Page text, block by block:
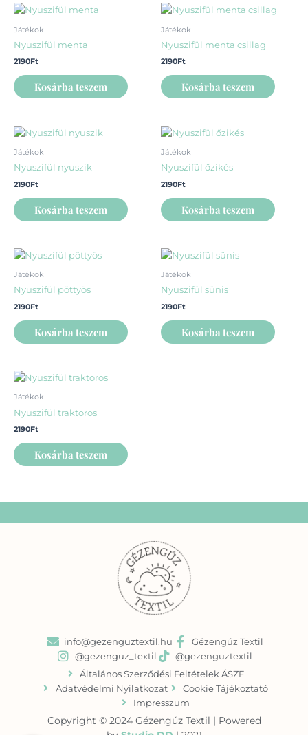
Játékok
Nyuszifül menta
2190Ft
Kosárba teszem
Játékok
Nyuszifül menta csillag
2190Ft
Kosárba teszem
Játékok
Nyuszifül nyuszik
2190Ft
Kosárba teszem
Játékok
Nyuszifül őzikés
2190Ft
Kosárba teszem
Játékok
Nyuszifül pöttyös
2190Ft
Kosárba teszem
Játékok
Nyuszifül sünis
2190Ft
Kosárba teszem
Játékok
Nyuszifül traktoros
2190Ft
Kosárba teszem
info@gezenguztextil.hu
Gézengúz Textil
@gezenguz_textil
@gezenguztextil
Általános Szerződési Feltételek ÁSZF
Adatvédelmi Nyilatkozat
Cookie Tájékoztató
Impresszum
Copyright © 2024 Gézengúz Textil | Powered